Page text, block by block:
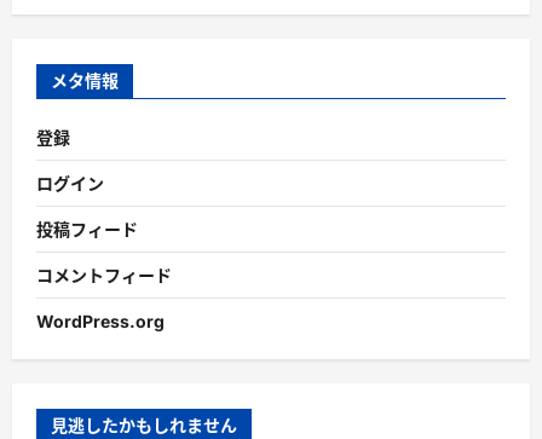
カ
ブ
メタ情報
登録
ログイン
投稿フィード
コメントフィード
WordPress.org
見逃したかもしれません